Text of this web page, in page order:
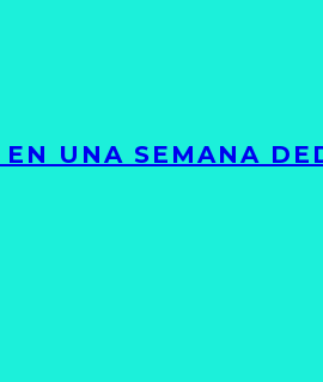
UNA SEMANA